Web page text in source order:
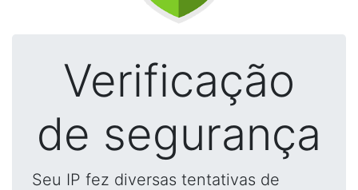
Verificação
de segurança
Seu IP fez diversas tentativas de